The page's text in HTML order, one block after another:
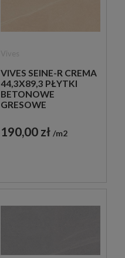
VIVES SEINE-R CREMA
44,3X89,3 PŁYTKI
BETONOWE
GRESOWE
190,00 zł m2